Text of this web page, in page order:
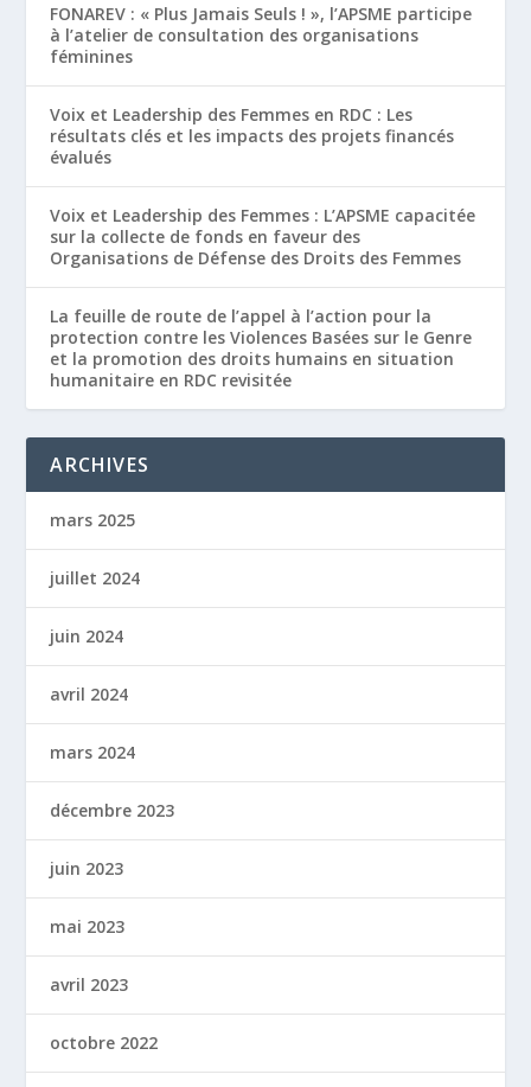
FONAREV : « Plus Jamais Seuls ! », l’APSME participe
à l’atelier de consultation des organisations
féminines
Voix et Leadership des Femmes en RDC : Les
résultats clés et les impacts des projets financés
évalués
Voix et Leadership des Femmes : L’APSME capacitée
sur la collecte de fonds en faveur des
Organisations de Défense des Droits des Femmes
La feuille de route de l’appel à l’action pour la
protection contre les Violences Basées sur le Genre
et la promotion des droits humains en situation
humanitaire en RDC revisitée
ARCHIVES
mars 2025
juillet 2024
juin 2024
avril 2024
mars 2024
décembre 2023
juin 2023
mai 2023
avril 2023
octobre 2022